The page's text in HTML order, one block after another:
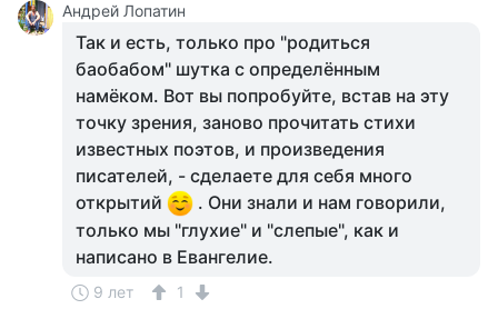
Андрей Лопатин
Так и есть, только про "родиться
баобабом" шутка с определённым
намёком. Вот вы попробуйте, встав на эту
точку зрения, заново прочитать стихи
известных поэтов, и произведения
писателей, - сделаете для себя много
открытий
. Они знали и нам говорили,
только мы "глухие" и "слепые", как и
написано в Евангелие.
9 лет 1